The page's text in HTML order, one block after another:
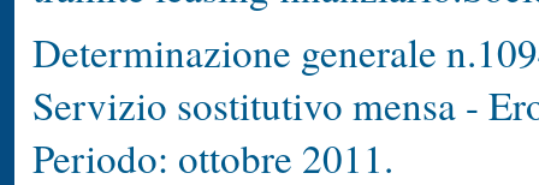
Determinazione generale
Servizio sostitutivo mensa -
Periodo: ottobre 2011.